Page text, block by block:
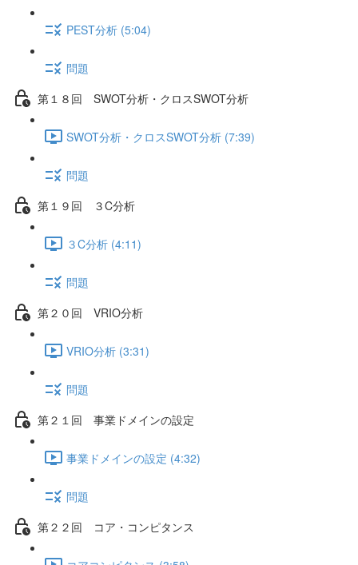
PEST分析 (5:04)
問題
第１８回 SWOT分析・クロスSWOT分析
SWOT分析・クロスSWOT分析 (7:39)
問題
第１９回 ３C分析
３C分析 (4:11)
問題
第２０回 VRIO分析
VRIO分析 (3:31)
問題
第２１回 事業ドメインの設定
事業ドメインの設定 (4:32)
問題
第２２回 コア・コンピタンス